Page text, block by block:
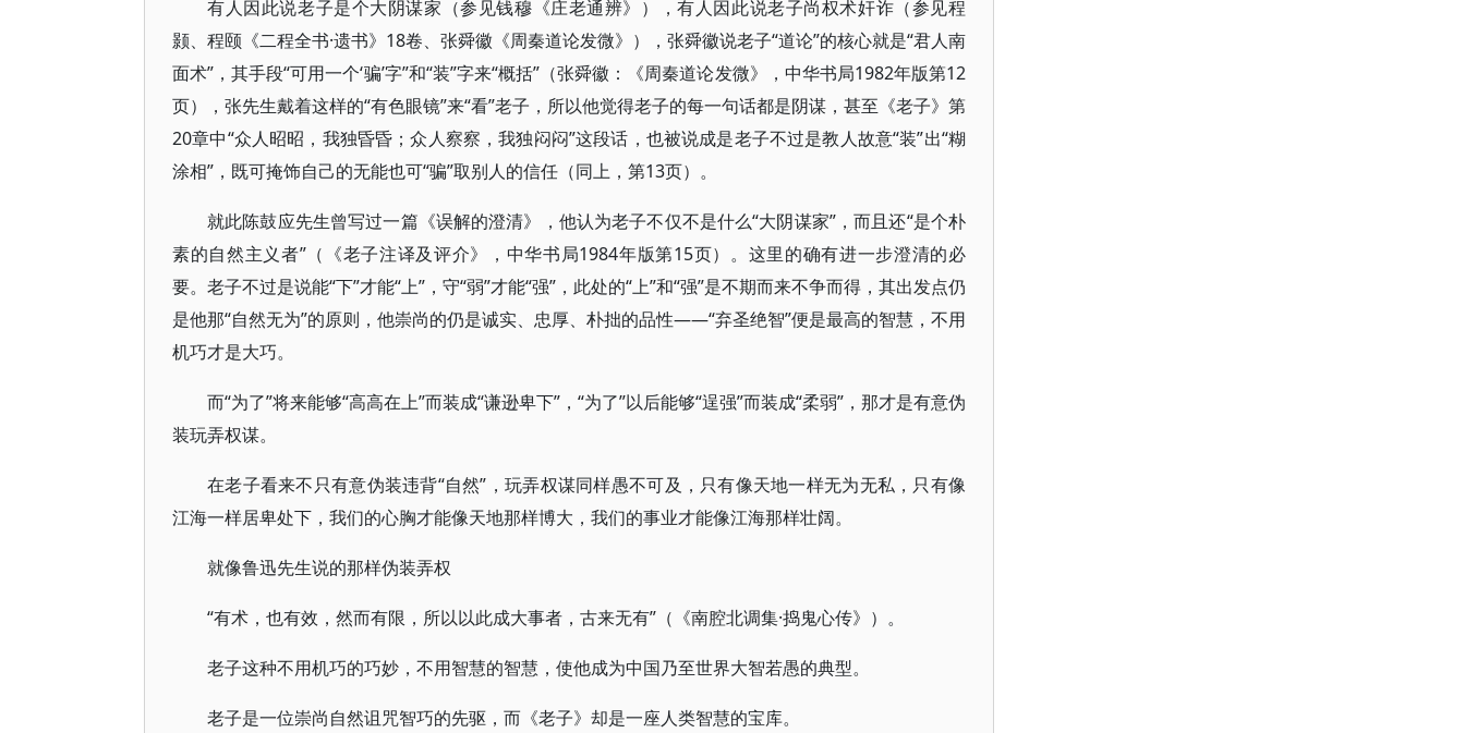
有人因此说老子是个大阴谋家（参见钱穆《庄老通辨》），有人因此说老子尚权术奸诈（参见程
颢、程颐《二程全书·遗书》18卷、张舜徽《周秦道论发微》），张舜徽说老子“道论”的核心就是“君人南
面术”，其手段“可用一个‘骗’字”和“装”字来“概括”（张舜徽：《周秦道论发微》，中华书局1982年版第12
页），张先生戴着这样的“有色眼镜”来“看”老子，所以他觉得老子的每一句话都是阴谋，甚至《老子》第
20章中“众人昭昭，我独昏昏；众人察察，我独闷闷”这段话，也被说成是老子不过是教人故意“装”出“糊
涂相”，既可掩饰自己的无能也可“骗”取别人的信任（同上，第13页）。
就此陈鼓应先生曾写过一篇《误解的澄清》，他认为老子不仅不是什么“大阴谋家”，而且还“是个朴
素的自然主义者”（《老子注译及评介》，中华书局1984年版第15页）。这里的确有进一步澄清的必
要。老子不过是说能“下”才能“上”，守“弱”才能“强”，此处的“上”和“强”是不期而来不争而得，其出发点仍
是他那“自然无为”的原则，他崇尚的仍是诚实、忠厚、朴拙的品性——“弃圣绝智”便是最高的智慧，不用
机巧才是大巧。
而“为了”将来能够“高高在上”而装成“谦逊卑下”，“为了”以后能够“逞强”而装成“柔弱”，那才是有意伪
装玩弄权谋。
在老子看来不只有意伪装违背“自然”，玩弄权谋同样愚不可及，只有像天地一样无为无私，只有像
江海一样居卑处下，我们的心胸才能像天地那样博大，我们的事业才能像江海那样壮阔。
就像鲁迅先生说的那样伪装弄权
“有术，也有效，然而有限，所以以此成大事者，古来无有”（《南腔北调集·捣鬼心传》）。
老子这种不用机巧的巧妙，不用智慧的智慧，使他成为中国乃至世界大智若愚的典型。
老子是一位崇尚自然诅咒智巧的先驱，而《老子》却是一座人类智慧的宝库。